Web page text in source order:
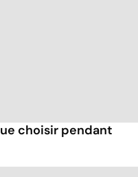
choisir pendant